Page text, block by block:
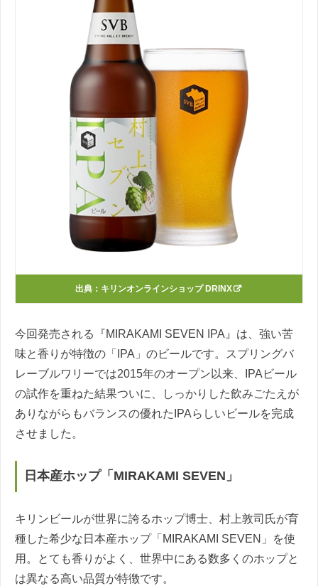
出典： キリンオンラインショップ DRINX
今回発売される『MIRAKAMI SEVEN IPA』は、強い苦
味と香りが特徴の「IPA」のビールです。スプリングバ
レーブルワリーでは2015年のオープン以来、IPAビール
の試作を重ねた結果ついに、しっかりした飲みごたえが
ありながらもバランスの優れたIPAらしいビールを完成
させました。
日本産ホップ「MIRAKAMI SEVEN」
キリンビールが世界に誇るホップ博士、村上敦司氏が育
種した希少な日本産ホップ「MIRAKAMI SEVEN」を使
用。とても香りがよく、世界中にある数多くのホップと
は異なる高い品質が特徴です。